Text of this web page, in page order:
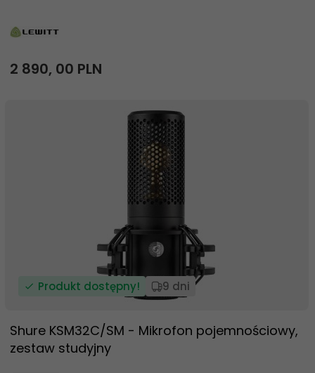
2 890, 00 PLN
Produkt dostępny! 9 dni
Shure KSM32C/SM - Mikrofon pojemnościowy,
zestaw studyjny